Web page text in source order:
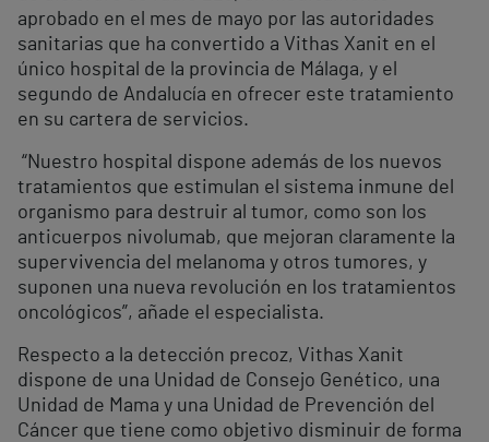
aprobado en el mes de mayo por las autoridades
sanitarias que ha convertido a Vithas Xanit en el
único hospital de la provincia de Málaga, y el
segundo de Andalucía en ofrecer este tratamiento
en su cartera de servicios.
“Nuestro hospital dispone además de los nuevos
tratamientos que estimulan el sistema inmune del
organismo para destruir al tumor, como son los
anticuerpos nivolumab, que mejoran claramente la
supervivencia del melanoma y otros tumores, y
suponen una nueva revolución en los tratamientos
oncológicos”, añade el especialista.
Respecto a la detección precoz, Vithas Xanit
dispone de una Unidad de Consejo Genético, una
Unidad de Mama y una Unidad de Prevención del
Cáncer que tiene como objetivo disminuir de forma